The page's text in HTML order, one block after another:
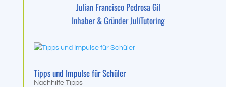
Julian Francisco Pedrosa Gil
Inhaber & Gründer JuliTutoring
Tipps und Impulse für Schüler
Nachhilfe Tipps